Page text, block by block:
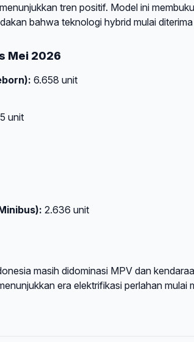
tren positif. Model ini
bahwa teknologi hybrid mulai
Mei 2026
6.658 unit
unit
2.636 unit
masih didominasi MPV dan
era elektrifikasi perlahan mulai